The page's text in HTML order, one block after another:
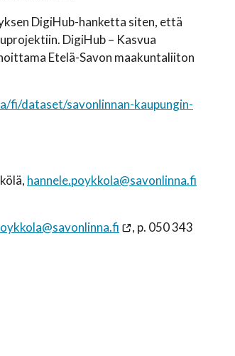
DigiHub-hanketta siten, että
DigiHub – Kasvua
Etelä-Savon maakuntaliiton
fi/dataset/savonlinnan-kaupungin-
hannele.poykkola@savonlinna.fi
, p. 050 343